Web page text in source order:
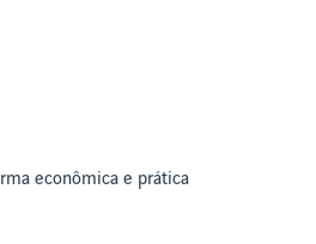
econômica e prática